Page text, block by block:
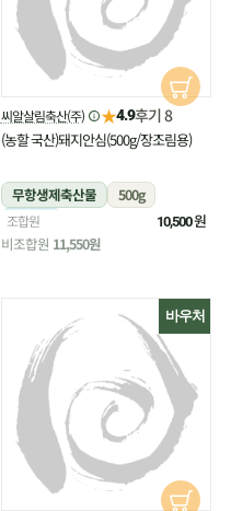
씨알살림축산(주) ★4.9후기 8
(농할 국산)돼지안심(500g/장조림용)
무항생제축산물
500g
냉장
조합원 10,500원
비조합원 11,550원
바우처